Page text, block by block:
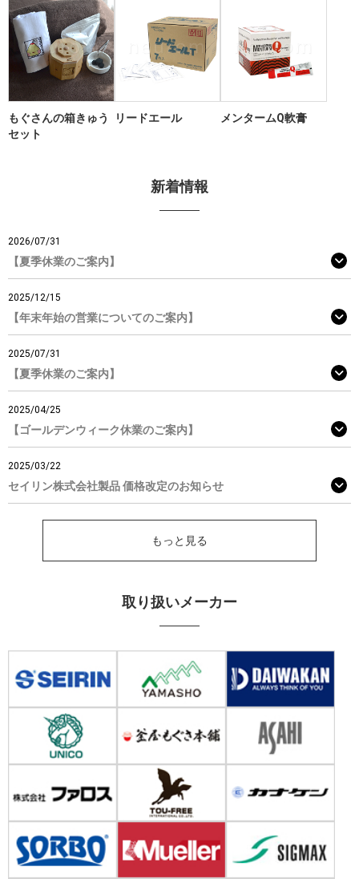
もぐさんの箱きゅう
セット
リードエール メンタームQ軟膏
新着情報
2026/07/31
【夏季休業のご案内】
2025/12/15
【年末年始の営業についてのご案内】
2025/07/31
【夏季休業のご案内】
2025/04/25
【ゴールデンウィーク休業のご案内】
2025/03/22
セイリン株式会社製品 価格改定のお知らせ
もっと見る
取り扱いメーカー